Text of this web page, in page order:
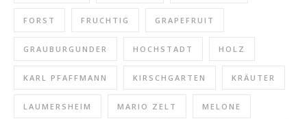
FORST FRUCHTIG GRAPEFRUIT
GRAUBURGUNDER HOCHSTADT HOLZ
KARL PFAFFMANN KIRSCHGARTEN KRÄUTER
LAUMERSHEIM MARIO ZELT MELONE